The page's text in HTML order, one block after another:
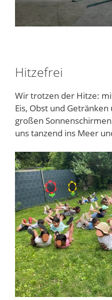
Hitzefrei
Wir trotzen der Hitze:
Eis, Obst und
großen
uns tanzend ins Meer